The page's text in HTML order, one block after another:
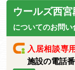
ウールズ西
についてのお問い
入居相談専
施設の電話